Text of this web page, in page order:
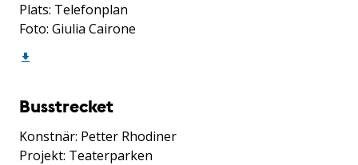
Plats: Telefonplan
Foto: Giulia Cairone
Busstrecket
Konstnär: Petter Rhodiner
Projekt: Teaterparken